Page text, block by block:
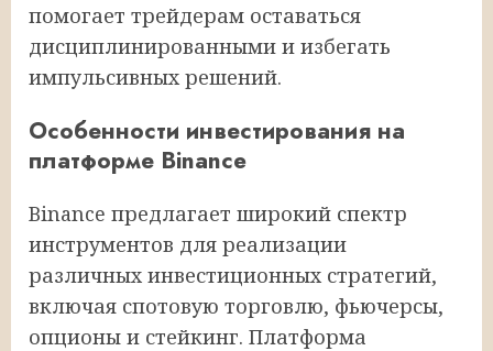
помогает трейдерам оставаться
дисциплинированными и избегать
импульсивных решений.
Особенности инвестирования на
платформе Binance
Binance предлагает широкий спектр
инструментов для реализации
различных инвестиционных стратегий,
включая спотовую торговлю, фьючерсы,
опционы и стейкинг. Платформа